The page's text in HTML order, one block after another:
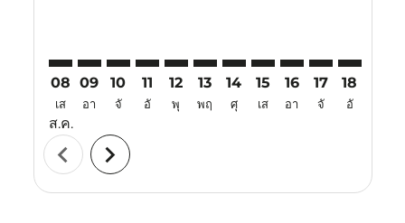
08
เส
ส.ค.
09
อา
10
จั
11
อั
12
พุ
13
พฤ
14
ศุ
15
เส
16
อา
17
จั
18
อั
chevron_left chevron_right